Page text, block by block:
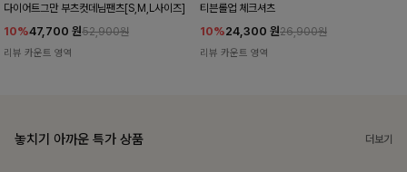
다이어트그만 부츠컷데님팬츠[S,M,L사이즈]
10%47,700 원52,900원
리뷰 카운트 영역
티븐롤업 체크셔츠
10%24,300 원26,900원
리뷰 카운트 영역
놓치기 아까운 특가 상품 더보기